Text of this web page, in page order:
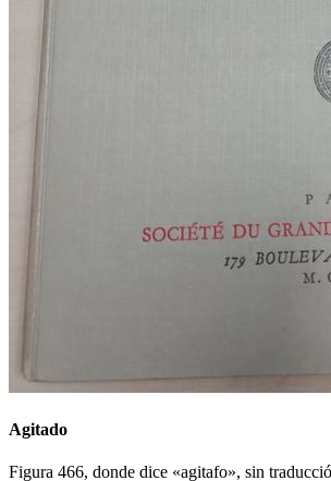
Agitado
Figura 466, donde dice «agitafo», sin